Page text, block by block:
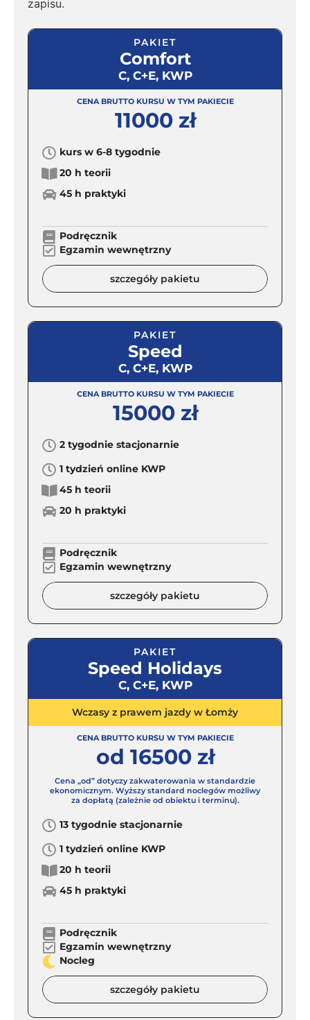
zapisu.
PAKIET
Comfort
C, C+E, KWP
CENA BRUTTO KURSU W TYM PAKIECIE
11000 zł
kurs w 6-8 tygodnie
20 h teorii
45 h praktyki
Podręcznik
Egzamin wewnętrzny
szczegóły pakietu
PAKIET
Speed
C, C+E, KWP
CENA BRUTTO KURSU W TYM PAKIECIE
15000 zł
2 tygodnie stacjonarnie
1 tydzień online KWP
45 h teorii
20 h praktyki
Podręcznik
Egzamin wewnętrzny
szczegóły pakietu
PAKIET
Speed Holidays
C, C+E, KWP
Wczasy z prawem jazdy w Łomży
CENA BRUTTO KURSU W TYM PAKIECIE
od 16500 zł
Cena „od” dotyczy zakwaterowania w standardzie
ekonomicznym. Wyższy standard noclegów możliwy
za dopłatą (zależnie od obiektu i terminu).
13 tygodnie stacjonarnie
1 tydzień online KWP
20 h teorii
45 h praktyki
Podręcznik
Egzamin wewnętrzny
Nocleg
szczegóły pakietu